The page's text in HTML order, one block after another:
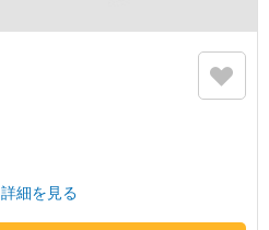
詳細を見る